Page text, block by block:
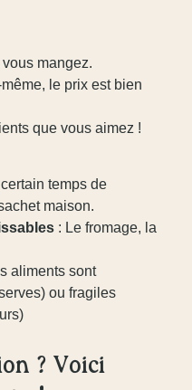
mangez.
le prix est bien
que vous aimez !
temps de
maison.
: Le fromage, la
aliments sont
ou fragiles
? Voici